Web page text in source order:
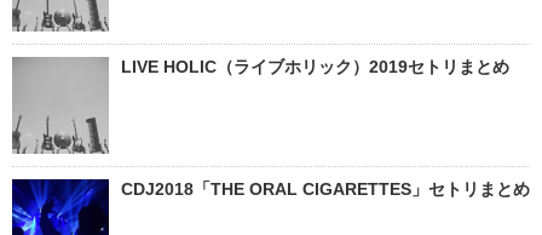
LIVE HOLIC（ライブホリック）2019セトリまとめ
CDJ2018「THE ORAL CIGARETTES」セトリまとめ